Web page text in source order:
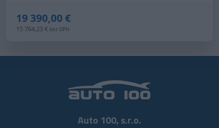
19 390,00 €
15 764,23 € bez DPH
Auto 100, s.r.o.